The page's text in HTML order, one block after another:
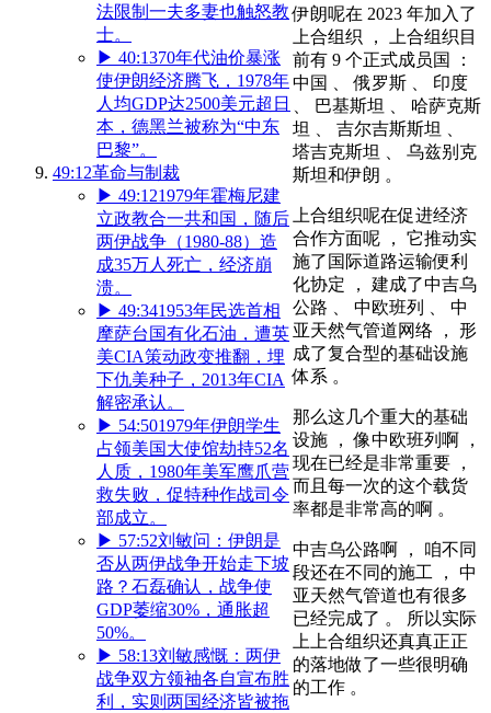
法限制一夫多妻也触怒教
士。
▶ 40:1370年代油价暴涨
使伊朗经济腾飞，1978年
人均GDP达2500美元超日
本，德黑兰被称为“中东
巴黎”。
49:12革命与制裁
▶ 49:121979年霍梅尼建
立政教合一共和国，随后
两伊战争（1980-88）造
成35万人死亡，经济崩
溃。
▶ 49:341953年民选首相
摩萨台国有化石油，遭英
美CIA策动政变推翻，埋
下仇美种子，2013年CIA
解密承认。
▶ 54:501979年伊朗学生
占领美国大使馆劫持52名
人质，1980年美军鹰爪营
救失败，促特种作战司令
部成立。
▶ 57:52刘敏问：伊朗是
否从两伊战争开始走下坡
路？石磊确认，战争使
GDP萎缩30%，通胀超
50%。
▶ 58:13刘敏感慨：两伊
战争双方领袖各自宣布胜
利，实则两国经济皆被拖
伊朗呢在 2023 年加入了
上合组织 ， 上合组织目
前有 9 个正式成员国 ：
中国 、 俄罗斯 、 印度
、 巴基斯坦 、 哈萨克斯
坦 、 吉尔吉斯斯坦 、
塔吉克斯坦 、 乌兹别克
斯坦和伊朗 。
上合组织呢在促进经济
合作方面呢 ， 它推动实
施了国际道路运输便利
化协定 ， 建成了中吉乌
公路 、 中欧班列 、 中
亚天然气管道网络 ， 形
成了复合型的基础设施
体系 。
那么这几个重大的基础
设施 ， 像中欧班列啊 ，
现在已经是非常重要 ，
而且每一次的这个载货
率都是非常高的啊 。
中吉乌公路啊 ， 咱不同
段还在不同的施工 ， 中
亚天然气管道也有很多
已经完成了 。 所以实际
上上合组织还真真正正
的落地做了一些很明确
的工作 。